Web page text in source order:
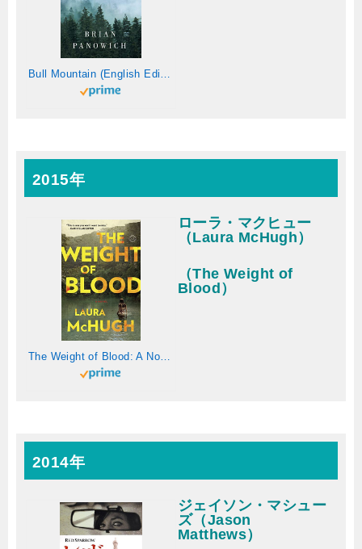
Bull Mountain (English Edition)
2015年
The Weight of Blood: A Novel (English Edition)
ローラ・マクヒュー
（Laura McHugh）
（The Weight of
Blood）
2014年
ジェイソン・マシュー
ズ（Jason
Matthews）